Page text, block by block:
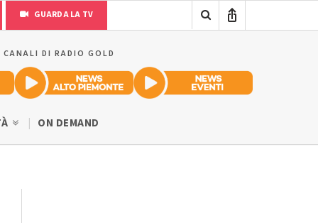
GUARDA LA TV
DI RADIO GOLD
ON DEMAND